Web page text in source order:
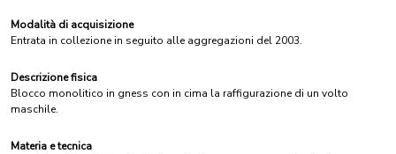
Modalità di acquisizione
Entrata in collezione in seguito alle aggregazioni del 2003.
Descrizione fisica
Blocco monolitico in gness con in cima la raffigurazione di un volto
maschile.
Materia e tecnica